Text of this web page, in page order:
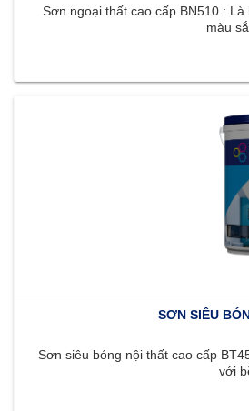
Sơn ngoại thất cao cấp BN510 :
màu
SƠN SIÊU
Sơn siêu bóng nội thất cao cấp
với